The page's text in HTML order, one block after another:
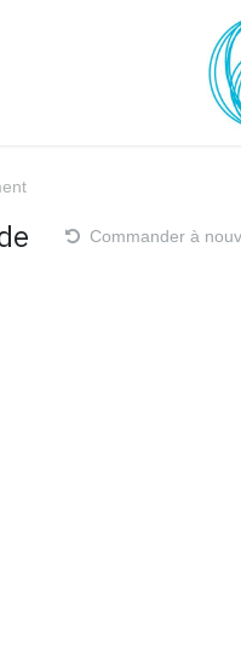
Commander à